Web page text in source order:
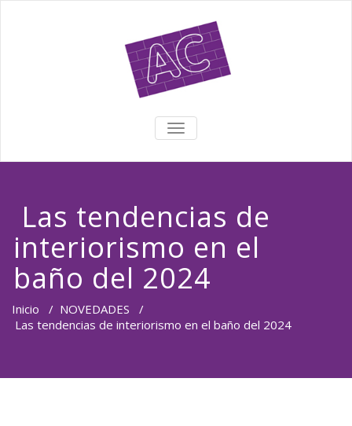
TOGGLE NAVIGATION
Las tendencias de
interiorismo en el
baño del 2024
Inicio / NOVEDADES /
Las tendencias de interiorismo en el baño del 2024